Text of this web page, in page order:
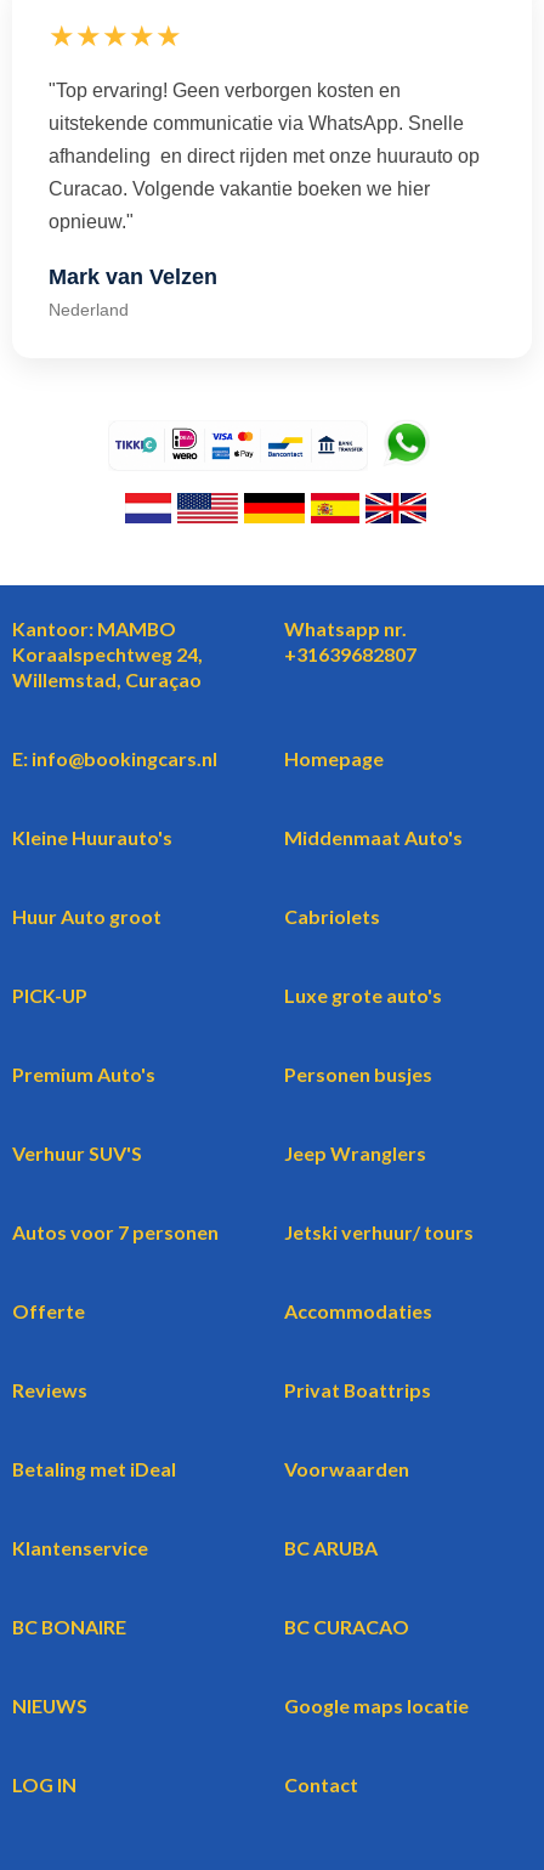
★★★★★
"Top ervaring! Geen verborgen kosten en
uitstekende communicatie via WhatsApp. Snelle
afhandeling en direct rijden met onze huurauto op
Curacao. Volgende vakantie boeken we hier
opnieuw."
Mark van Velzen
Nederland
Kantoor: MAMBO
Koraalspechtweg 24,
Willemstad, Curaçao
Whatsapp nr.
+31639682807
E: info@bookingcars.nl Homepage
Kleine Huurauto's Middenmaat Auto's
Huur Auto groot Cabriolets
PICK-UP Luxe grote auto's
Premium Auto's Personen busjes
Verhuur SUV'S Jeep Wranglers
Autos voor 7 personen Jetski verhuur/ tours
Offerte Accommodaties
Reviews Privat Boattrips
Betaling met iDeal Voorwaarden
Klantenservice BC ARUBA
BC BONAIRE BC CURACAO
NIEUWS Google maps locatie
LOG IN Contact